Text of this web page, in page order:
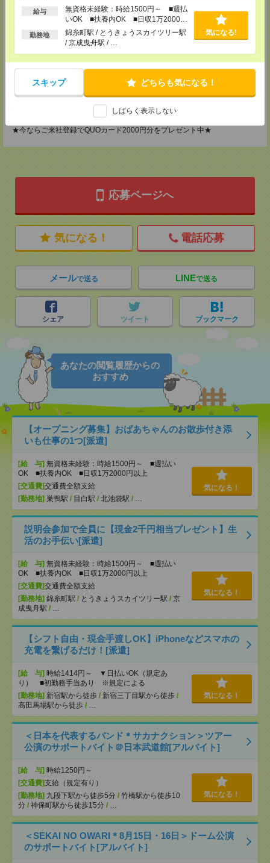
給与
無資格未経験：時給1500円～ ■週払
いOK ■扶養内OK ■日収1万2000円
以上
勤務地
錦糸町駅 / とうきょうスカイツリー駅
/ 京成曳舟駅 / …
気になる!
スキップ どちらも気になる！
しばらく表示しない
TEL：0120-453-285
tenshoku@nikken-ts.jp
メディカルケア事業部 横浜オフィス
2F B区画
TEL：0120-901-799
MAIL：tenshoku@nikken-ts.jp
担当：採用担当
★今ならご来社登録でQUOカード2000円分をプレゼント中★
応募ページへ
気になる！ 電話応募
メールで送る LINEで送る
シェア ツイート ブックマーク
あなたの閲覧履歴からの
おすすめ
【オープニング募集】おばあちゃんのお散歩付き添
いも仕事の1つ[派遣]
[給 与] 無資格未経験：時給1500円～ ■週払い
OK ■扶養内OK ■日収1万2000円以上
[交通費]交通費全額支給
[勤務地] 巣鴨駅 / 目白駅 / 北池袋駅 / …
気になる！
説明会参加で全員に【現金2千円相当プレゼント】生
活のお手伝い[派遣]
[給 与] 無資格未経験：時給1500円～ ■週払い
OK ■扶養内OK ■日収1万2000円以上
[交通費]交通費全額支給
[勤務地] 錦糸町駅 / とうきょうスカイツリー駅 / 京
成曳舟駅 / …
気になる！
【シフト自由・現金手渡しOK】iPhoneなどスマホの
充電を繋げるだけ！[派遣]
[給 与] 時給1414円～ ▼日払いOK（規定あ
り） ■初勤務手当あり ※規定による
[勤務地] 新宿駅から徒歩 / 新宿三丁目駅から徒歩 /
高田馬場駅から徒歩 / …
気になる！
＜日本を代表するバンド＊サカナクション＞ツアー
公演のサポートバイト＠日本武道館[アルバイト]
[給 与] 時給1250円～
[交通費]支給（規定有り）
[勤務地] 九段下駅から徒歩5分 / 竹橋駅から徒歩10
分 / 神保町駅から徒歩15分 / …
気になる！
＜SEKAI NO OWARI＊8月15日・16日＞ドーム公演
のサポートバイト[アルバイト]